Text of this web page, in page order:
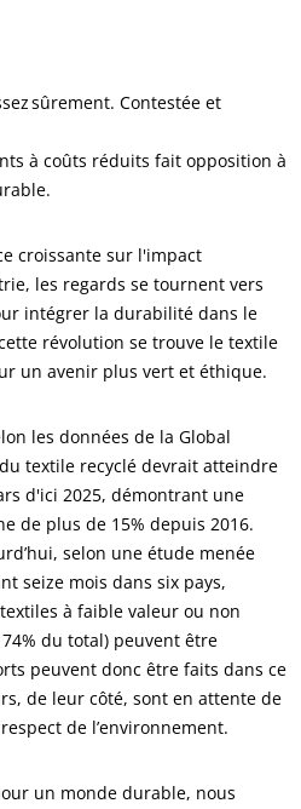
sûrement. Contestée et
à coûts réduits fait opposition à
croissante sur l'impact
les regards se tournent vers
intégrer la durabilité dans le
révolution se trouve le textile
un avenir plus vert et éthique.
les données de la Global
textile recyclé devrait atteindre
d'ici 2025, démontrant une
de plus de 15% depuis 2016.
selon une étude menée
seize mois dans six pays,
à faible valeur ou non
du total) peuvent être
peuvent donc être faits dans ce
de leur côté, sont en attente de
de l’environnement.
un monde durable, nous